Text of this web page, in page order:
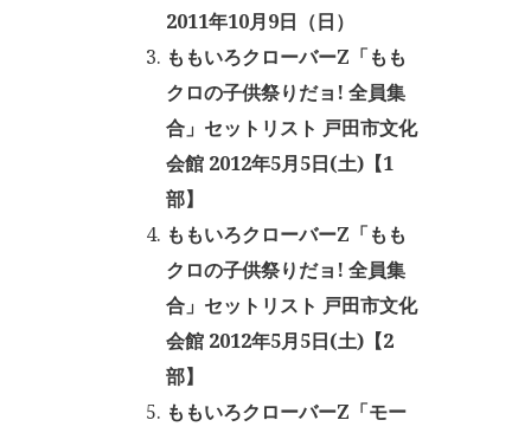
2011年10月9日（日）
ももいろクローバーZ「もも
クロの子供祭りだョ! 全員集
合」セットリスト 戸田市文化
会館 2012年5月5日(土)【1
部】
ももいろクローバーZ「もも
クロの子供祭りだョ! 全員集
合」セットリスト 戸田市文化
会館 2012年5月5日(土)【2
部】
ももいろクローバーZ「モー